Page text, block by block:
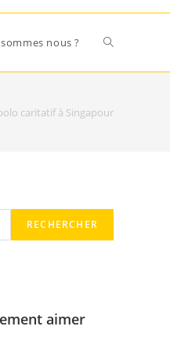
nous ?
caritatif à Singapour
RECHERCHER
aimer